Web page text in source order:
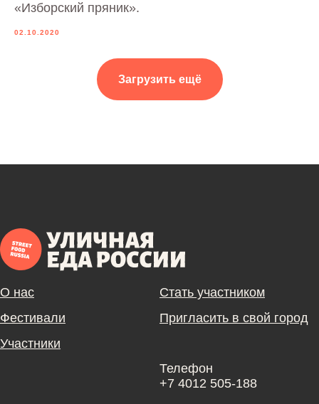
«Изборский пряник».
02.10.2020
Загрузить ещё
О нас
Фестивали
Участники
Стать участником
Пригласить в свой город
Телефон
+7 4012 505-188